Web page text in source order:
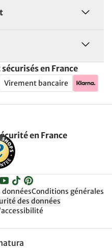
en France
Virement bancaire
en France
Conditions générales
des données